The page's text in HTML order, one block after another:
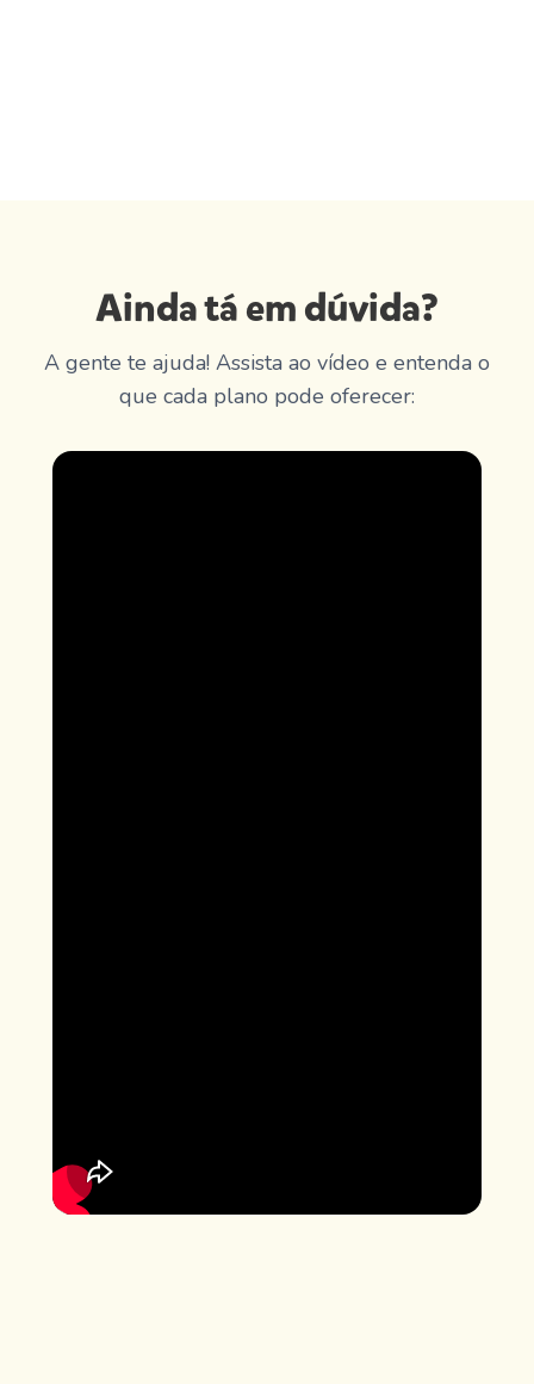
Ainda tá em dúvida?
A gente te ajuda! Assista ao vídeo e entenda o
que cada plano pode oferecer: